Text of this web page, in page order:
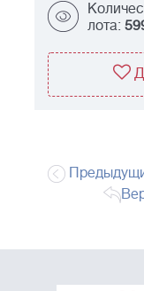
лота: